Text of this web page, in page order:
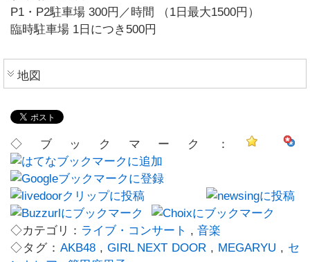
P1・P2駐車場 300円／時間 （1日最大1500円）
臨時駐車場 1日につき500円
地図
◇ブックマーク：
◇カテゴリ： ライブ・コンサート , 音楽
◇タグ： AKB48, GIRL NEXT DOOR , MEGARYU , セ